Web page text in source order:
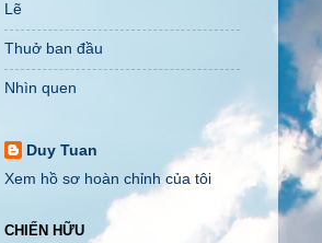
Lẽ
Thuở ban đầu
Nhìn quen
Duy Tuan
Xem hồ sơ hoàn chỉnh của tôi
CHIẾN HỮU